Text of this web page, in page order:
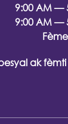
9:00 AM —
9:00 AM —
ak fèmti